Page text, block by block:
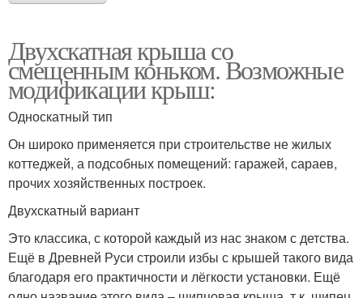
Двухскатная крыша со
смещенным коньком. Возможные
модификации крыш:
Односкатный тип
Он широко применяется при строительстве не жилых
коттеджей, а подсобных помещений: гаражей, сараев,
прочих хозяйственных построек.
Двухскатный вариант
Это классика, с которой каждый из нас знаком с детства.
Ещё в Древней Руси строили избы с крышей такого вида
благодаря его практичности и лёгкости установки. Ещё